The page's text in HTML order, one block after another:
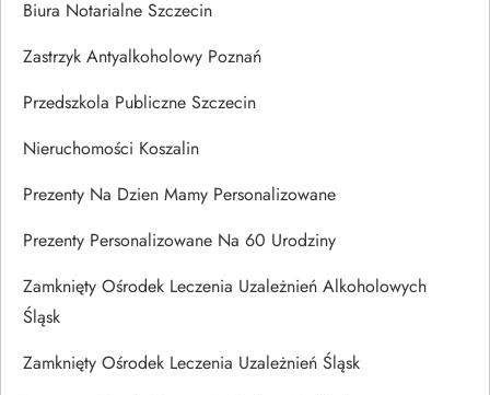
Biura Notarialne Szczecin
Zastrzyk Antyalkoholowy Poznań
Przedszkola Publiczne Szczecin
Nieruchomości Koszalin
Prezenty Na Dzien Mamy Personalizowane
Prezenty Personalizowane Na 60 Urodziny
Zamknięty Ośrodek Leczenia Uzależnień Alkoholowych
Śląsk
Zamknięty Ośrodek Leczenia Uzależnień Śląsk